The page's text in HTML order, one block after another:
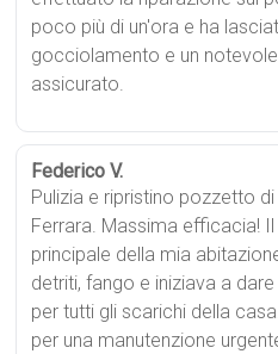
poco più di un'ora e ha
gocciolamento e un
assicurato.
Federico V.
Pulizia e ripristino pozzetto
Ferrara. Massima efficacia!
principale della mia
detriti, fango e iniziava a
per tutti gli scarichi della
per una manutenzione